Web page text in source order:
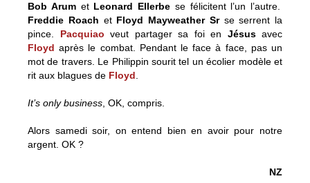
Bob Arumet Leonard Ellerbe se félicitent l’un l’autre.
Freddie Roach et Floyd Mayweather Srse serrent la
pince. Pacquiao veut partager sa foi en Jésusavec
Floyd après le combat. Pendant le face à face, pas un
mot de travers. Le Philippin sourit tel un écolier modèle et
rit aux blagues de Floyd
It’s only business , OK, compris.
Alors samedi soir, on entend bien en avoir pour notre
argent. OK ?
NZ